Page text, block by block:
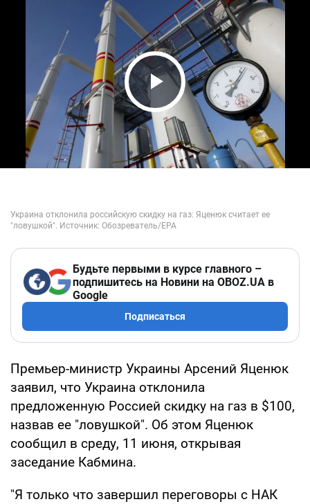
Play Video
Будьте первыми в курсе главного –
подпишитесь на Новини на OBOZ.UA в
Google
Подписаться
Премьер-министр Украины Арсений Яценюк
заявил, что Украина отклонила
предложенную Россией скидку на газ в $100,
назвав ее "ловушкой". Об этом Яценюк
сообщил в среду, 11 июня, открывая
заседание Кабмина.
"Я только что завершил переговоры с НАК